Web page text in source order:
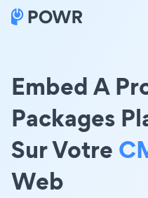
Embed A
Packages
Sur Votre
Web